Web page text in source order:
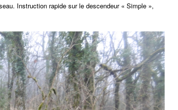
Instruction rapide sur le descendeur « Simple »,